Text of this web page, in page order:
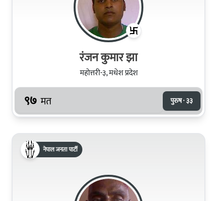
रंजन कुमार झा
महोत्तरी-३, मधेश प्रदेश
९७ मत पुरुष · ३३
नेपाल जनता पार्टी